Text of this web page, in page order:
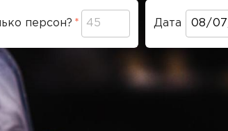
персон? Дата Дата